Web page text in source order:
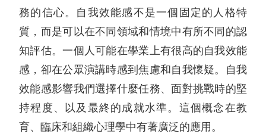
務的信心。自我效能感不是一個固定的人格特
質，而是可以在不同領域和情境中有所不同的認
知評估。一個人可能在學業上有很高的自我效能
感，卻在公眾演講時感到焦慮和自我懷疑。自我
效能感影響我們選擇什麼任務、面對挑戰時的堅
持程度、以及最終的成就水準。這個概念在教
育、臨床和組織心理學中有著廣泛的應用。